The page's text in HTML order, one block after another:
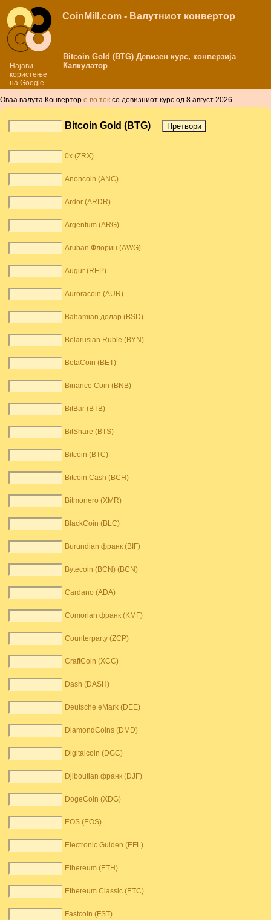
Најави
користење
на Google
CoinMill.com - Валутниот конвертор
Bitcoin Gold (BTG) Девизен курс, конверзија
Калкулатор
Оваа валута Конвертор е во тек со девизниот курс од 8 август 2026.
Bitcoin Gold (BTG)
0x (ZRX)
Anoncoin (ANC)
Ardor (ARDR)
Argentum (ARG)
Aruban Флорин (AWG)
Augur (REP)
Auroracoin (AUR)
Bahamian долар (BSD)
Belarusian Ruble (BYN)
BetaCoin (BET)
Binance Coin (BNB)
BitBar (BTB)
BitShare (BTS)
Bitcoin (BTC)
Bitcoin Cash (BCH)
Bitmonero (XMR)
BlackCoin (BLC)
Burundian франк (BIF)
Bytecoin (BCN) (BCN)
Cardano (ADA)
Comorian франк (KMF)
Counterparty (ZCP)
CraftCoin (XCC)
Dash (DASH)
Deutsche eMark (DEE)
DiamondCoins (DMD)
Digitalcoin (DGC)
Djiboutian франк (DJF)
DogeCoin (XDG)
EOS (EOS)
Electronic Gulden (EFL)
Ethereum (ETH)
Ethereum Classic (ETC)
Fastcoin (FST)